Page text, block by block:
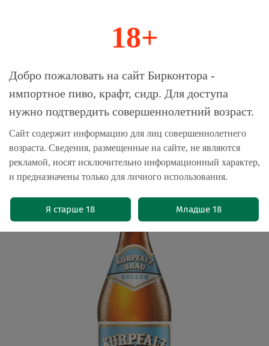
Магазин-Склад импортного пива, крафта и
Главная Пиво импортное
Пиво Курпфальц Брой Хеллес /
Kurpfalz Brau Helles 0.5 - стекло
18+
Добро пожаловать на сайт Бирконтора -
импортное пиво, крафт, сидр. Для доступа
нужно подтвердить совершеннолетний возраст.
Сайт содержит информацию для лиц совершеннолетнего
возраста. Сведения, размещенные на сайте, не являются
рекламой, носят исключительно информационный характер,
и предназначены только для личного использования.
Я старше 18 Младше 18